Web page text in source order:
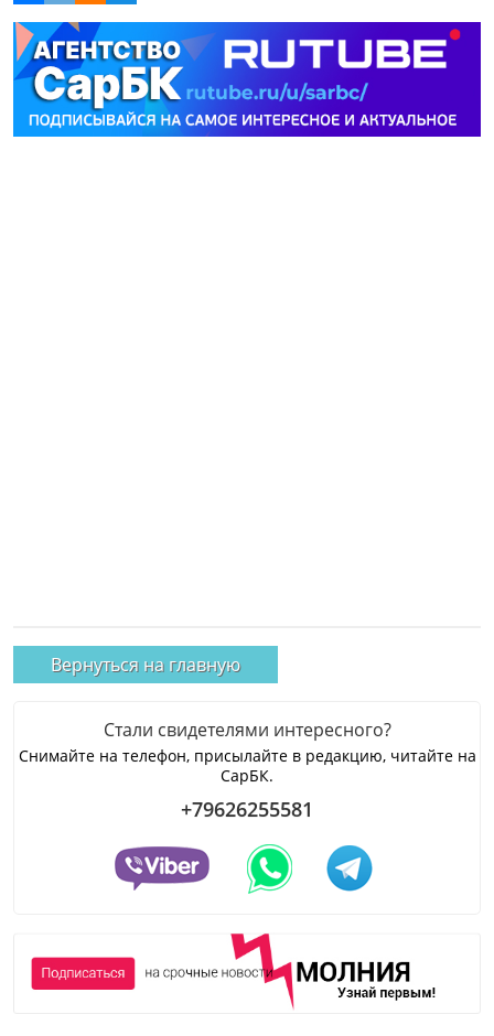
Вернуться на главную
Стали свидетелями интересного?
Снимайте на телефон, присылайте в редакцию, читайте на
СарБК.
+79626255581